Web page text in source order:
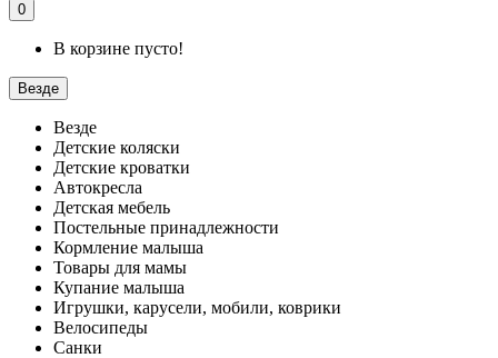
0
В корзине пусто!
Везде
Везде
Детские коляски
Детские кроватки
Автокресла
Детская мебель
Постельные принадлежности
Кормление малыша
Товары для мамы
Купание малыша
Игрушки, карусели, мобили, коврики
Велосипеды
Санки